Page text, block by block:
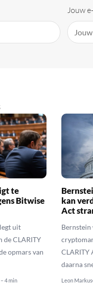
Jouw
te
Bitwise
uit
de CLARITY
opmars van
4 min
kan
Act
Bernstein
CLARITY
daarna
Leon Markus